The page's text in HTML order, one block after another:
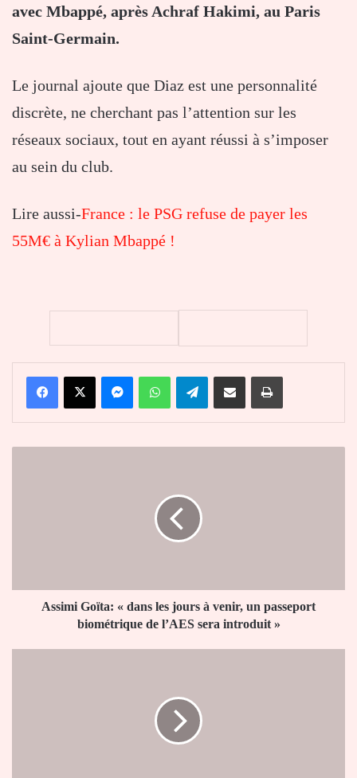
avec Mbappé, après Achraf Hakimi, au Paris
Saint-Germain.
Le journal ajoute que Diaz est une personnalité
discrète, ne cherchant pas l’attention sur les
réseaux sociaux, tout en ayant réussi à s’imposer
au sein du club.
Lire aussi-France : le PSG refuse de payer les
55M€ à Kylian Mbappé !
FacebookX MessengerWhatsAppTelegramPartager par email Imprimer
un
passeportAssimi Goïta: « dans les jours à venir, un passeport
biométrique de l’AES sera introduit »